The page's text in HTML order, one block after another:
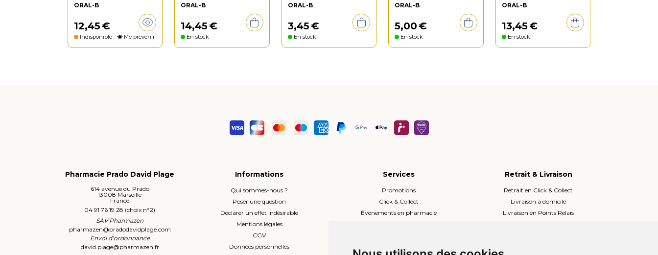
ORAL-B
12,45€
Indisponible - Me prévenir
de rechange
ORAL-B
14,45€
En stock
75ml
ORAL-B
3,45€
En stock
sensation calm 125ml
ORAL-B
5,00 €
En stock
ORAL-B
13,45€
En stock
Pharmacie Prado David Plage
614 avenue du Prado
13008 Marseille
France
04 91 76 19 28 (choix n°2)
SAV Pharmazen
pharmazen@pradodavidplage.com
Envoi d’ordonnance
david.plage@pharmazen.fr
Informations
Qui sommes-nous ?
Poser une question
Déclarer un effet indésirable
Mentions légales
CGV
Données personnelles
Services
Promotions
Click & Collect
Événements en pharmacie
Retrait & Livraison
Retrait en Click & Collect
Livraison à domicile
Livraison en Points Relais